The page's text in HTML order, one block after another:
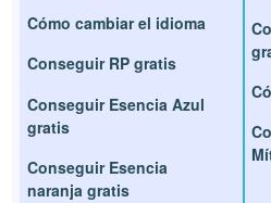
Cómo cambiar el idioma
Conseguir RP gratis
Conseguir Esencia Azul
gratis
Conseguir Esencia
naranja gratis